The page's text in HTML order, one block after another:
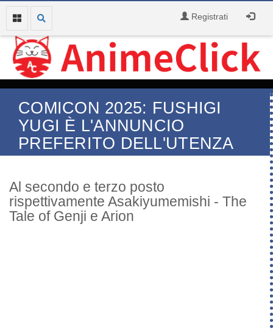
Registrati
COMICON 2025: FUSHIGI
YUGI È L'ANNUNCIO
PREFERITO DELL'UTENZA
Al secondo e terzo posto
rispettivamente Asakiyumemishi - The
Tale of Genji e Arion